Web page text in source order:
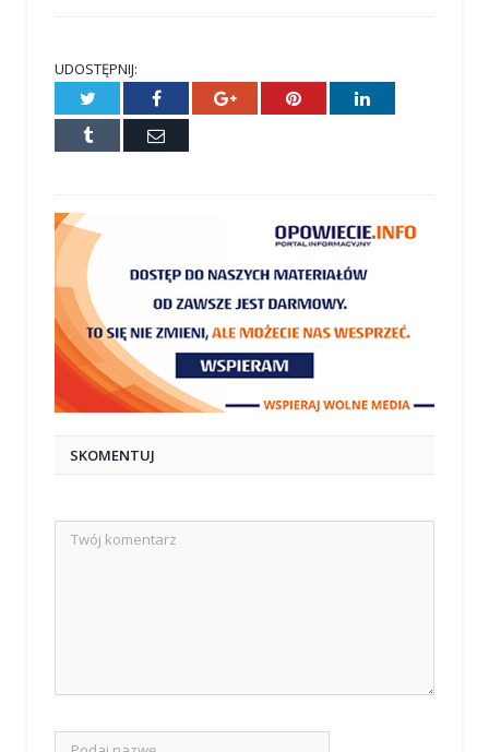
UDOSTĘPNIJ:
Twitter Facebook Google+ Pinterest LinkedIn
Tumblr
E-
SKOMENTUJ